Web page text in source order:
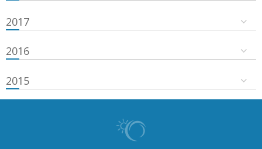
2017
2016
2015